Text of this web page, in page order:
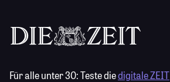
Für alle unter 30:Teste diedigitale ZEIT